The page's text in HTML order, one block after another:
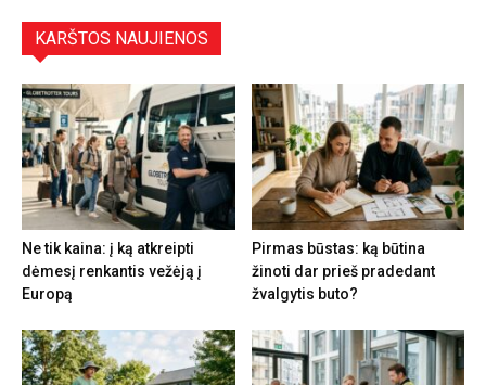
KARŠTOS NAUJIENOS
Ne tik kaina: į ką atkreipti
dėmesį renkantis vežėją į
Europą
Pirmas būstas: ką būtina
žinoti dar prieš pradedant
žvalgytis buto?